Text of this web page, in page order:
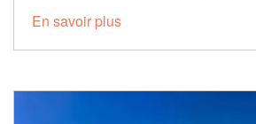
En savoir plus